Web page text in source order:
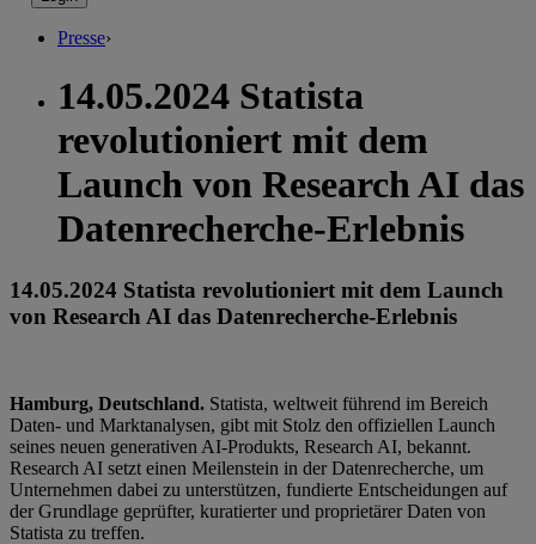
Presse›
14.05.2024 Statista
revolutioniert mit dem
Launch von Research AI das
Datenrecherche-Erlebnis
14.05.2024 Statista revolutioniert mit dem Launch
von Research AI das Datenrecherche-Erlebnis
Hamburg, Deutschland. Statista, weltweit führend im Bereich
Daten- und Marktanalysen, gibt mit Stolz den offiziellen Launch
seines neuen generativen AI-Produkts, Research AI, bekannt.
Research AI setzt einen Meilenstein in der Datenrecherche, um
Unternehmen dabei zu unterstützen, fundierte Entscheidungen auf
der Grundlage geprüfter, kuratierter und proprietärer Daten von
Statista zu treffen.